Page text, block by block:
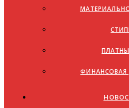
ФИНАНСОВАЯ